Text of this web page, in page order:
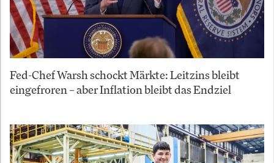
Fed-Chef Warsh schockt Märkte: Leitzins bleibt
eingefroren – aber Inflation bleibt das Endziel